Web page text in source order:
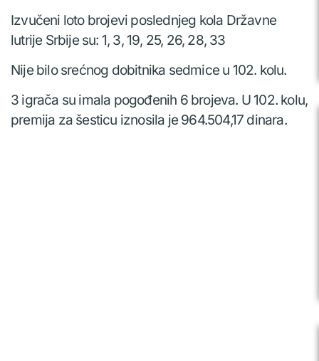
Izvučeni loto brojevi poslednjeg kola Državne
lutrije Srbije su: 1, 3, 19, 25, 26, 28, 33
Nije bilo srećnog dobitnika sedmice u 102. kolu.
3 igrača su imala pogođenih 6 brojeva. U 102. kolu,
premija za šesticu iznosila je 964.504,17 dinara.